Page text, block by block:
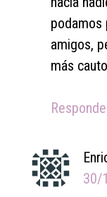
podamos
amigos,
más
30/